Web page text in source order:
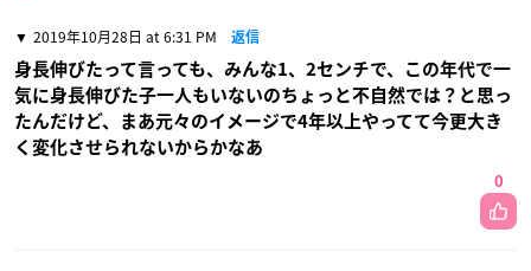
2019年10月28日 at 6:31 PM 返信
身長伸びたって言っても、みんな1、2センチで、この年代で一
気に身長伸びた子一人もいないのちょっと不自然では？と思っ
たんだけど、まあ元々のイメージで4年以上やってて今更大き
く変化させられないからかなあ
0